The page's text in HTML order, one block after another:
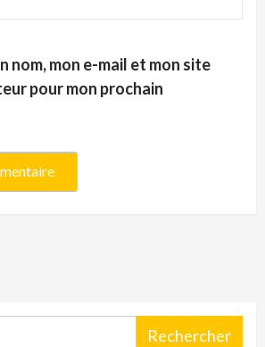
nom, mon e-mail et mon site
pour mon prochain
Rechercher